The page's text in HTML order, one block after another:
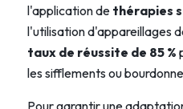
l'application de thérapies
l'utilisation d'appareillages
taux de réussite de 85 %
les sifflements ou
Pour garantir une